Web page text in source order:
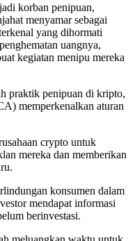
korban penipuan,
menyamar sebagai
yang dihormati
uangnya,
kegiatan menipu mereka
praktik penipuan di kripto,
memperkenalkan aturan
crypto untuk
mereka dan memberikan
konsumen dalam
mendapat informasi
berinvestasi.